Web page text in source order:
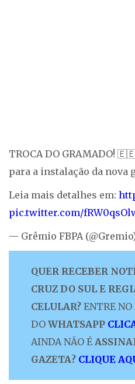
TROCA DO GRAMADO!
para a instalação da nova
Leia mais detalhes em:
pic.twitter.com/
— Grêmio FBPA
QUER RECEBER
CRUZ DO SUL E
CELULAR? ENTRE NO
DO WHATSAPP
AINDA NÃO É
GAZETA? CLIQUE